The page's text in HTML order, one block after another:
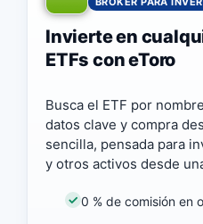
Invierte en
ETFs con eToro
Busca el ETF por
datos clave y compra
sencilla, pensada para
y otros activos desde
0 % de comisión en